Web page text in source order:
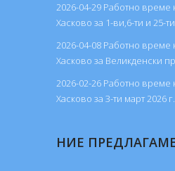
2026-04-29 Работно време
Хасково за 1-ви,6-ти и 25-
2026-04-08 Работно време
Хасково за Великденски
2026-02-26 Работно време
Хасково за 3-ти март 2026 г.
НИЕ